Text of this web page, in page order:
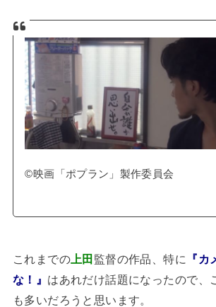
©映画「ポプラン」製作委員会
これまでの上田 監督の作品、特に
『
な！』 はあれだけ話題になったので、
も多いだろうと思います。